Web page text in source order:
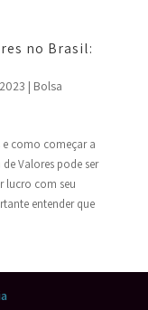
no Brasil:
| Bolsa
e como começar a
Valores pode ser
lucro com seu
entender que